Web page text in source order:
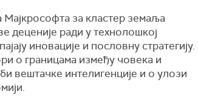
за кластер земаља
деценије ради у технолошкој
иновације и пословну стратегију.
о границама између човека и
вештачке интелигенције и о улози